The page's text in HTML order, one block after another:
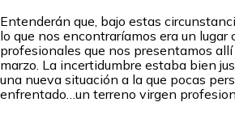
Entenderán que, bajo estas
lo que nos encontraríamos era un lugar
profesionales que nos presentamos
marzo. La incertidumbre estaba bien
una nueva situación a la que pocas
enfrentado…un terreno virgen